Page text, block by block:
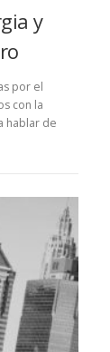
y
por el
con la
hablar de